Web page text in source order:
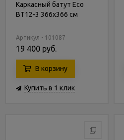
Каркасный батут Eco
BT12-3 366х366 см
Артикул - 101087
19 400 руб.
В корзину
Купить в 1 клик